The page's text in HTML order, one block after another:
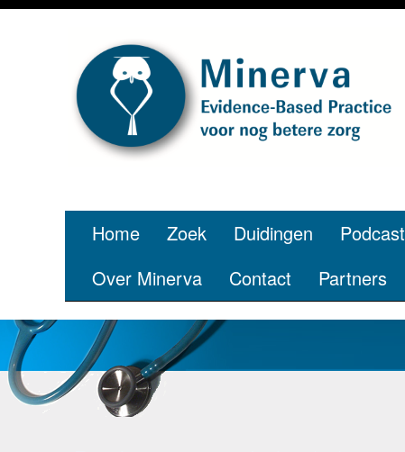
Home Zoek Duidingen Podcast
Over Minerva
Contact Partners